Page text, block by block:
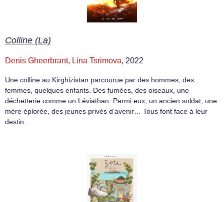
Colline (La)
Denis Gheerbrant, Lina Tsrimova, 2022
Une colline au Kirghizistan parcourue par des hommes, des
femmes, quelques enfants. Des fumées, des oiseaux, une
déchetterie comme un Léviathan. Parmi eux, un ancien soldat, une
mère éplorée, des jeunes privés d’avenir… Tous font face à leur
destin.